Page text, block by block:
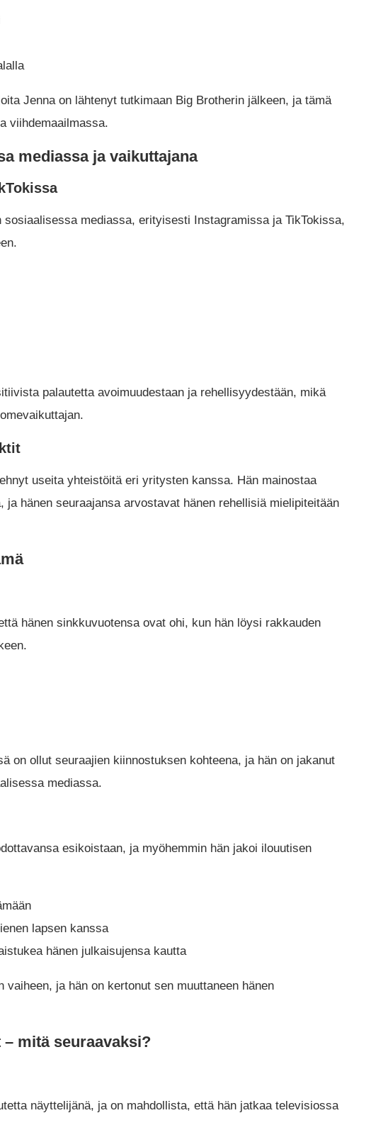
Jenna on lähtenyt tutkimaan Big Brotherin jälkeen, ja tämä
viihdemaailmassa.
mediassa ja vaikuttajana
mediassa, erityisesti Instagramissa ja TikTokissa,
palautetta avoimuudestaan ja rehellisyydestään, mikä
useita yhteistöitä eri yritysten kanssa. Hän mainostaa
hänen seuraajansa arvostavat hänen rehellisiä mielipiteitään
hänen sinkkuvuotensa ovat ohi, kun hän löysi rakkauden
on ollut seuraajien kiinnostuksen kohteena, ja hän on jakanut
mediassa.
esikoistaan, ja myöhemmin hän jakoi ilouutisen
lapsen kanssa
hänen julkaisujensa kautta
vaiheen, ja hän on kertonut sen muuttaneen hänen
mitä seuraavaksi?
näyttelijänä, ja on mahdollista, että hän jatkaa televisiossa